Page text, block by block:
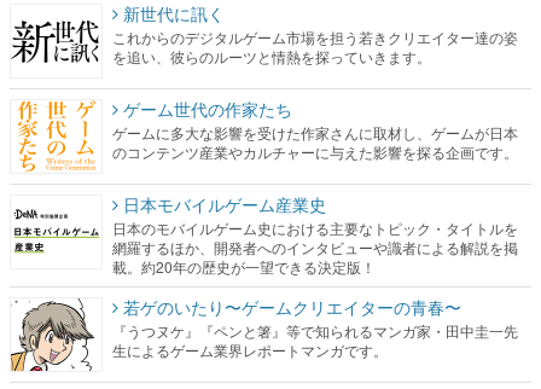
新世代に訊く
これからのデジタルゲーム市場を担う若きクリエイター達の姿
を追い、彼らのルーツと情熱を探っていきます。
ゲーム世代の作家たち
ゲームに多大な影響を受けた作家さんに取材し、ゲームが日本
のコンテンツ産業やカルチャーに与えた影響を探る企画です。
日本モバイルゲーム産業史
日本のモバイルゲーム史における主要なトピック・タイトルを
網羅するほか、開発者へのインタビューや識者による解説を掲
載。約20年の歴史が一望できる決定版！
若ゲのいたり〜ゲームクリエイターの青春〜
『うつヌケ』『ペンと箸』等で知られるマンガ家・田中圭一先
生によるゲーム業界レポートマンガです。